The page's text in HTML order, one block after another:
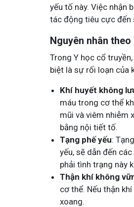
yếu tố này. Việc nhận
tác động tiêu cực đến
Nguyên nhân
Trong Y học cổ
biệt là sự rối loạn của
Khí huyết không
máu trong cơ thể
mũi và viêm nhiễm
bằng nội tiết tố.
Tạng phế yếu:
yếu, sẽ dẫn đến
phải tình trạng này
Thận khí không
cơ thể. Nếu thận
xoang.